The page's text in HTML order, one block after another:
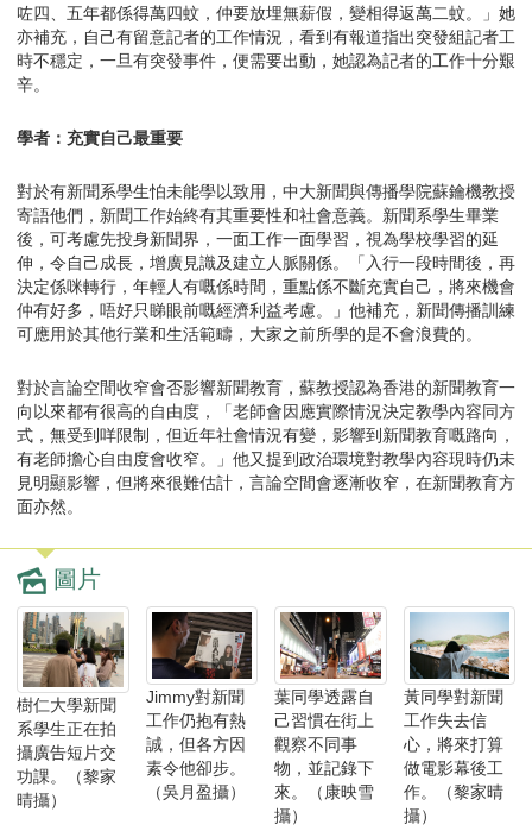
咗四、五年都係得萬四蚊，仲要放埋無薪假，變相得返萬二蚊。」她
亦補充，自己有留意記者的工作情況，看到有報道指出突發組記者工
時不穩定，一旦有突發事件，便需要出動，她認為記者的工作十分艱
辛。
學者：充實自己最重要
對於有新聞系學生怕未能學以致用，中大新聞與傳播學院蘇鑰機教授
寄語他們，新聞工作始終有其重要性和社會意義。新聞系學生畢業
後，可考慮先投身新聞界，一面工作一面學習，視為學校學習的延
伸，令自己成長，增廣見識及建立人脈關係。「入行一段時間後，再
決定係咪轉行，年輕人有嘅係時間，重點係不斷充實自己，將來機會
仲有好多，唔好只睇眼前嘅經濟利益考慮。」他補充，新聞傳播訓練
可應用於其他行業和生活範疇，大家之前所學的是不會浪費的。
對於言論空間收窄會否影響新聞教育，蘇教授認為香港的新聞教育一
向以來都有很高的自由度，「老師會因應實際情況決定教學內容同方
式，無受到咩限制，但近年社會情況有變，影響到新聞教育嘅路向，
有老師擔心自由度會收窄。」他又提到政治環境對教學內容現時仍未
見明顯影響，但將來很難估計，言論空間會逐漸收窄，在新聞教育方
面亦然。
圖片
樹仁大學新聞
系學生正在拍
攝廣告短片交
功課。（黎家
晴攝）
Jimmy對新聞
工作仍抱有熱
誠，但各方因
素令他卻步。
（吳月盈攝）
葉同學透露自
己習慣在街上
觀察不同事
物，並記錄下
來。（康映雪
攝）
黃同學對新聞
工作失去信
心，將來打算
做電影幕後工
作。（黎家晴
攝）